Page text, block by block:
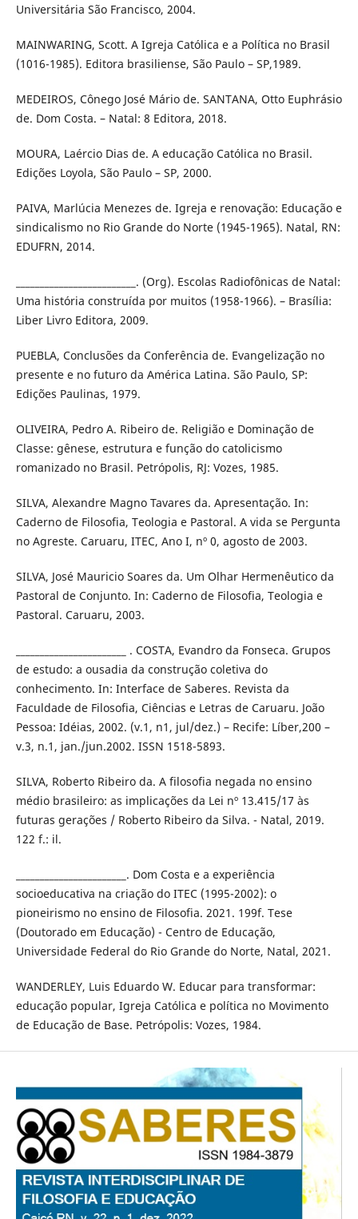
Universitária São Francisco, 2004.
MAINWARING, Scott. A Igreja Católica e a Política no Brasil
(1016-1985). Editora brasiliense, São Paulo – SP,1989.
MEDEIROS, Cônego José Mário de. SANTANA, Otto Euphrásio
de. Dom Costa. – Natal: 8 Editora, 2018.
MOURA, Laércio Dias de. A educação Católica no Brasil.
Edições Loyola, São Paulo – SP, 2000.
PAIVA, Marlúcia Menezes de. Igreja e renovação: Educação e
sindicalismo no Rio Grande do Norte (1945-1965). Natal, RN:
EDUFRN, 2014.
_________________________. (Org). Escolas Radiofônicas de Natal:
Uma história construída por muitos (1958-1966). – Brasília:
Liber Livro Editora, 2009.
PUEBLA, Conclusões da Conferência de. Evangelização no
presente e no futuro da América Latina. São Paulo, SP:
Edições Paulinas, 1979.
OLIVEIRA, Pedro A. Ribeiro de. Religião e Dominação de
Classe: gênese, estrutura e função do catolicismo
romanizado no Brasil. Petrópolis, RJ: Vozes, 1985.
SILVA, Alexandre Magno Tavares da. Apresentação. In:
Caderno de Filosofia, Teologia e Pastoral. A vida se Pergunta
no Agreste. Caruaru, ITEC, Ano I, nº 0, agosto de 2003.
SILVA, José Mauricio Soares da. Um Olhar Hermenêutico da
Pastoral de Conjunto. In: Caderno de Filosofia, Teologia e
Pastoral. Caruaru, 2003.
_______________________ . COSTA, Evandro da Fonseca. Grupos
de estudo: a ousadia da construção coletiva do
conhecimento. In: Interface de Saberes. Revista da
Faculdade de Filosofia, Ciências e Letras de Caruaru. João
Pessoa: Idéias, 2002. (v.1, n1, jul/dez.) – Recife: Líber,200 –
v.3, n.1, jan./jun.2002. ISSN 1518-5893.
SILVA, Roberto Ribeiro da. A filosofia negada no ensino
médio brasileiro: as implicações da Lei nº 13.415/17 às
futuras gerações / Roberto Ribeiro da Silva. - Natal, 2019.
122 f.: il.
_______________________. Dom Costa e a experiência
socioeducativa na criação do ITEC (1995-2002): o
pioneirismo no ensino de Filosofia. 2021. 199f. Tese
(Doutorado em Educação) - Centro de Educação,
Universidade Federal do Rio Grande do Norte, Natal, 2021.
WANDERLEY, Luis Eduardo W. Educar para transformar:
educação popular, Igreja Católica e política no Movimento
de Educação de Base. Petrópolis: Vozes, 1984.